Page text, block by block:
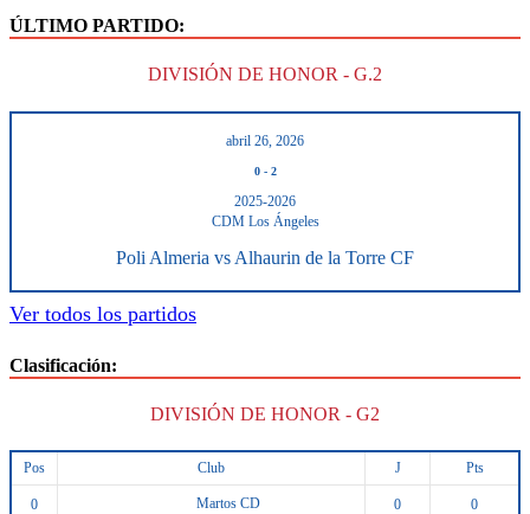
ÚLTIMO PARTIDO:
DIVISIÓN DE HONOR - G.2
abril 26, 2026
0- 2
2025-2026
CDM Los Ángeles
Poli Almeria vs Alhaurin de la Torre CF
Ver todos los partidos
Clasificación:
DIVISIÓN DE HONOR - G2
Pos Club J Pts
0 Martos CD 0 0